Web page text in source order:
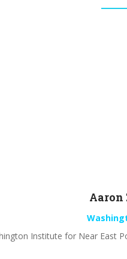
Aaron
Institute for Near East